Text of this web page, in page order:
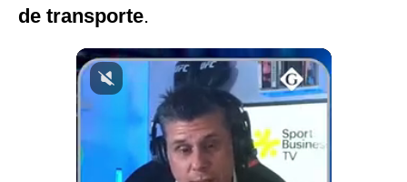
Podcast
Gestión TV
de transporte.